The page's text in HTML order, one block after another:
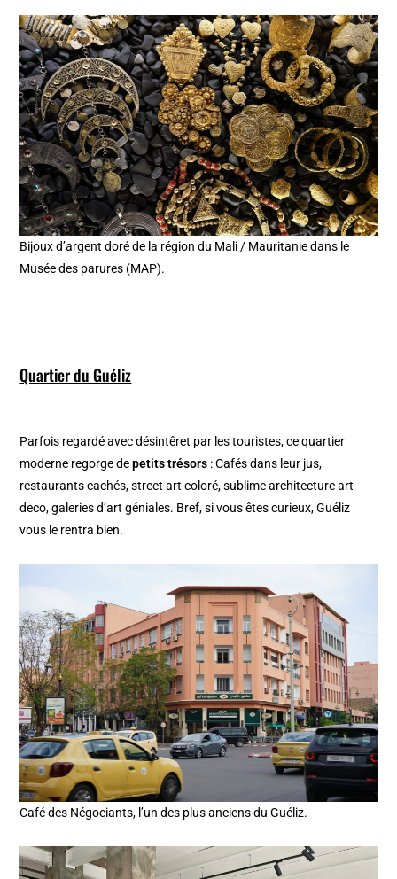
Bijoux d’argent doré de la région du Mali / Mauritanie dans le
Musée des parures (MAP).
Quartier du Guéliz
Parfois regardé avec désintêret par les touristes, ce quartier
moderne regorge depetits trésors : Cafés dans leur jus,
restaurants cachés, street art coloré, sublime architecture art
deco, galeries d’art géniales. Bref, si vous êtes curieux, Guéliz
vous le rentra bien.
Café des Négociants, l’un des plus anciens du Guéliz.